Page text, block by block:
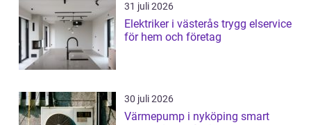
31 juli 2026
Elektriker i västerås trygg elservice
för hem och företag
30 juli 2026
Värmepump i nyköping smart